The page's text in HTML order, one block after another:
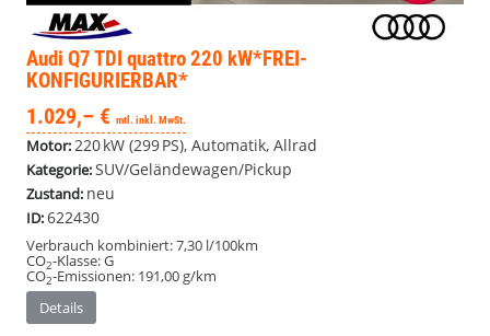
Audi Q7TDI quattro 220 kW*FREI-
KONFIGURIERBAR*
1.029,– € mtl. inkl. MwSt.
Motor:220 kW (299 PS), Automatik, Allrad
Kategorie:SUV/Geländewagen/Pickup
Zustand: neu
ID:622430
Verbrauch kombiniert:7,30 l/100km
CO2-Klasse:G
CO2-Emissionen: 191,00 g/km
Details